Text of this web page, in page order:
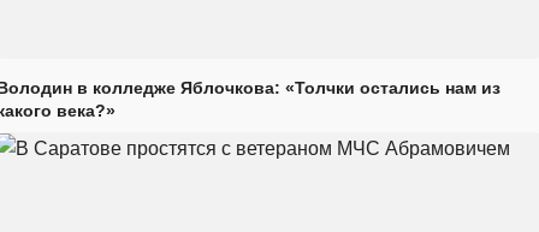
в колледже Яблочкова: «Толчки остались нам из
века?»